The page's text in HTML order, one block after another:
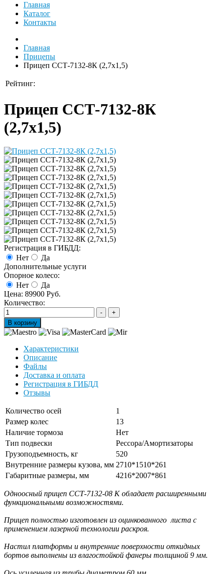
Главная
Каталог
Контакты
Главная
Прицепы
Прицеп ССТ-7132-8К (2,7х1,5)
Рейтинг:
Прицеп ССТ-7132-8К
(2,7х1,5)
Регистрация в ГИБДД:
Нет
Да
Дополнительные услуги
Опорное колесо:
Нет
Да
Цена: 89900 Руб.
Количество:
Характеристики
Описание
Файлы
Доставка и оплата
Регистрация в ГИБДД
Отзывы
Количество осей
1
Размер колес
13
Наличие тормоза
Нет
Тип подвески
Рессора/Амортизаторы
Грузоподъемность, кг
520
Внутренние размеры кузова, мм 2710*1510*261
Габаритные размеры, мм
4216*2007*861
Одноосный прицеп ССТ-7132-08 К обладает расширенными
функциональными возможностями.
Прицеп полностью изготовлен из оцинкованного листа с
применением лазерной технологии раскроя.
Настил платформы и внутренние поверхности откидных
бортов выполнены из влагостойкой фанеры толщиной 9 мм.